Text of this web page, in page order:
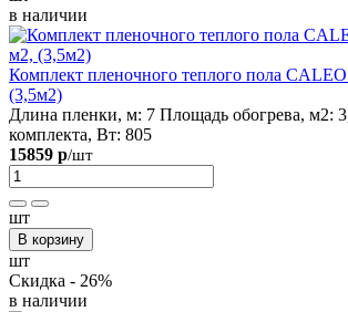
в наличии
Комплект пленочного теплого пола
(3,5м2)
Длина пленки, м: 7 Площадь обогрева, м2:
комплекта, Вт: 805
15859 р/шт
шт
В корзину
шт
Скидка - 26%
в наличии